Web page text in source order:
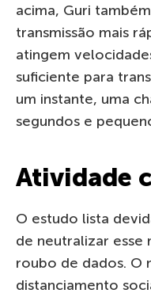
acima, Guri
transmissão mais
atingem
suficiente para
um instante, uma
segundos e
Atividade
O estudo lista
de neutralizar
roubo de dados. O
distanciamento